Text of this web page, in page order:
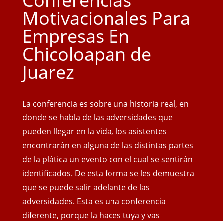
Motivacionales Para
Empresas En
Chicoloapan de
Juarez
La conferencia es sobre una historia real, en
donde se habla de las adversidades que
pueden llegar en la vida, los asistentes
encontrarán en alguna de las distintas partes
de la plática un evento con el cual se sentirán
identificados. De esta forma se les demuestra
que se puede salir adelante de las
adversidades. Esta es una conferencia
diferente, porque la haces tuya y vas